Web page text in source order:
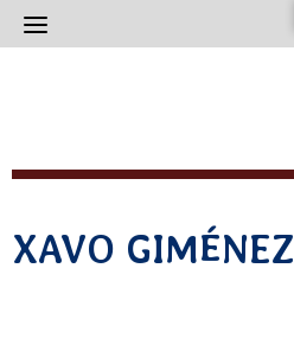
content
XAVO GIMÉNEZ